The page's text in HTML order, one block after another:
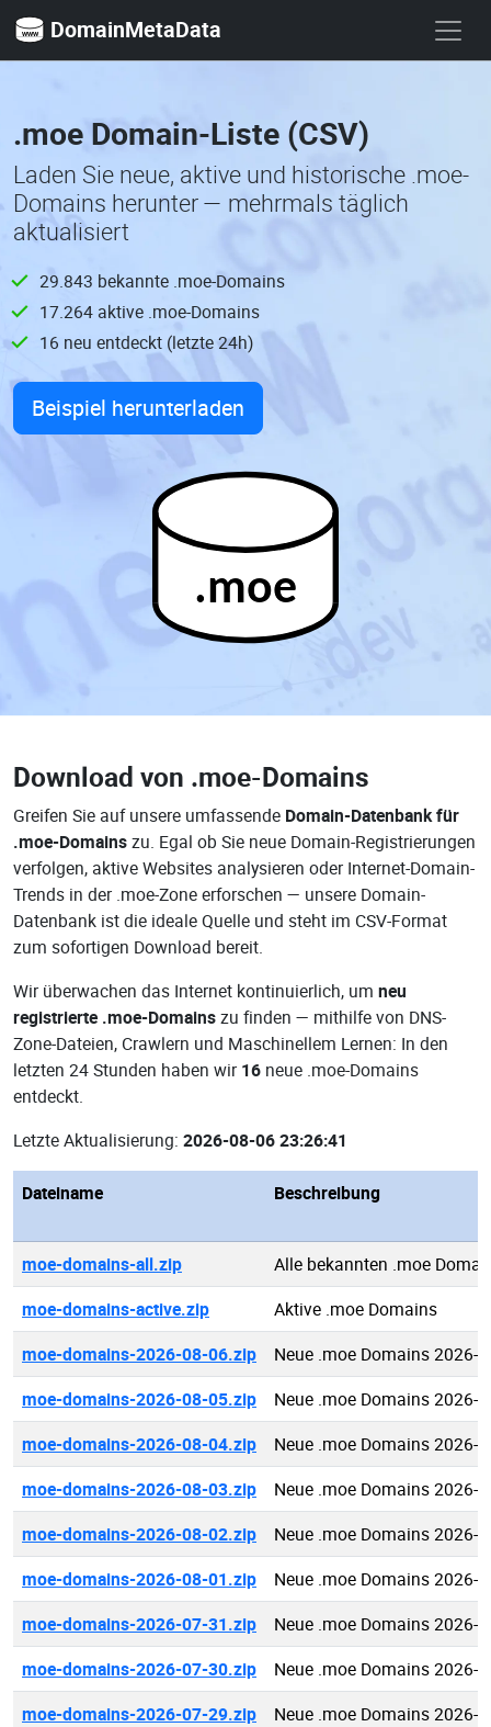
DomainMetaData
.moe Domain-Liste (CSV)
Laden Sie neue, aktive und historische .moe-
Domains herunter — mehrmals täglich
aktualisiert
29.843 bekannte .moe-Domains
17.264 aktive .moe-Domains
16 neu entdeckt (letzte 24h)
Beispiel herunterladen
.moe
Download von .moe-Domains
Greifen Sie auf unsere umfassende Domain-Datenbank für
.moe-Domainszu. Egal ob Sie neue Domain-Registrierungen
verfolgen, aktive Websites analysieren oder Internet-Domain-
Trends in der .moe-Zone erforschen — unsere Domain-
Datenbank ist die ideale Quelle und steht im CSV-Format
zum sofortigen Download bereit.
Wir überwachen das Internet kontinuierlich, um neu
registrierte .moe-Domainszu finden — mithilfe von DNS-
Zone-Dateien, Crawlern und Maschinellem Lernen: In den
letzten 24 Stunden haben wir 16 neue .moe-Domains
entdeckt.
Letzte Aktualisierung: 2026-08-06 23:26:41
Dateiname Beschreibung
moe-domains-all.zip
Alle bekannten .moe
moe-domains-active.zip
Aktive .moe Domains
moe-domains-2026-08-06.zip
Neue .moe Domains 2026-
moe-domains-2026-08-05.zip
Neue .moe Domains 2026-
moe-domains-2026-08-04.zip
Neue .moe Domains 2026-
moe-domains-2026-08-03.zip
Neue .moe Domains 2026-
moe-domains-2026-08-02.zip
Neue .moe Domains 2026-
moe-domains-2026-08-01.zip
Neue .moe Domains 2026-
moe-domains-2026-07-31.zip
Neue .moe Domains 2026-
moe-domains-2026-07-30.zip
Neue .moe Domains 2026-
moe-domains-2026-07-29.zip
Neue .moe Domains 2026-